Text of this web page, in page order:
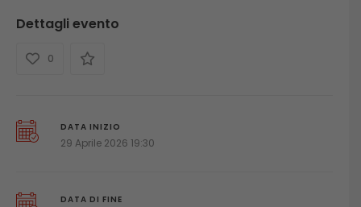
Dettagli evento
0
DATA INIZIO
29 Aprile 2026 19:30
DATA DI FINE